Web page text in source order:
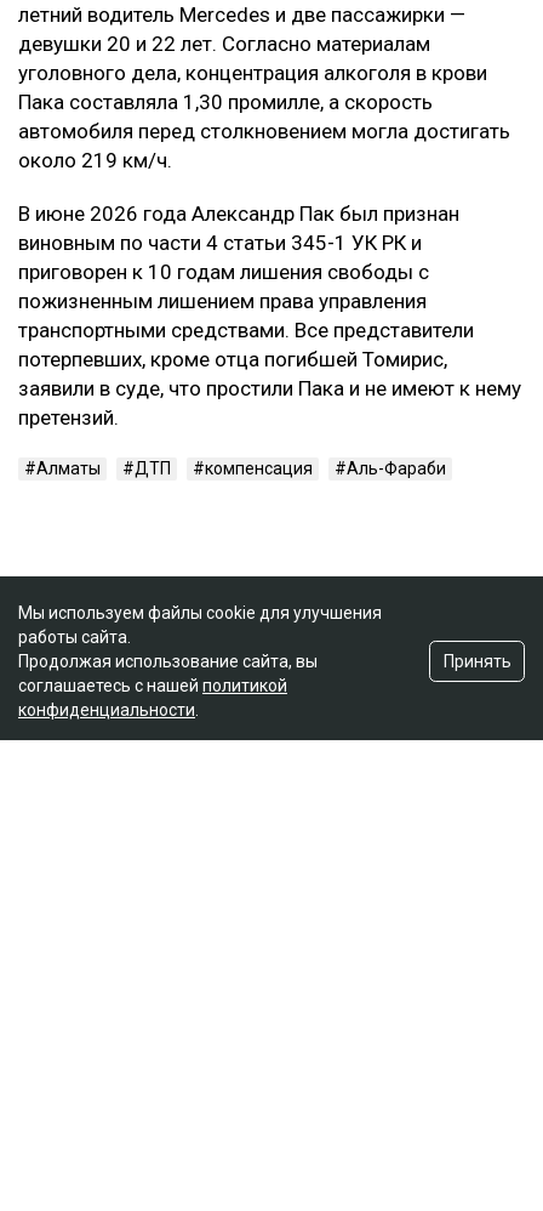
летний водитель Mercedes и две пассажирки —
девушки 20 и 22 лет. Согласно материалам
уголовного дела, концентрация алкоголя в крови
Пака составляла 1,30 промилле, а скорость
автомобиля перед столкновением могла достигать
около 219 км/ч.
В июне 2026 года Александр Пак был признан
виновным по части 4 статьи 345-1 УК РК и
приговорен к 10 годам лишения свободы с
пожизненным лишением права управления
транспортными средствами. Все представители
потерпевших, кроме отца погибшей Томирис,
заявили в суде, что простили Пака и не имеют к нему
претензий.
Алматы ДТП компенсация Аль-Фараби
Мы используем файлы cookie для улучшения
работы сайта.
Продолжая использование сайта, вы
соглашаетесь с нашей политикой
конфиденциальности
Принять